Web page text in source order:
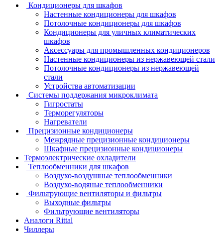
Кондиционеры для шкафов
Настенные кондиционеры для шкафов
Потолочные кондиционеры для шкафов
Кондиционеры для уличных климатических
шкафов
Аксессуары для промышленных кондиционеров
Настенные кондиционеры из нержавеющей стали
Потолочные кондиционеры из нержавеющей
стали
Устройства автоматизации
Системы поддержания микроклимата
Гигростаты
Терморегуляторы
Нагреватели
Прецизионные кондиционеры
Mежрядные прецизионные кондиционеры
Шкафные прецизионные кондиционеры
Термоэлектрические охладители
Теплообменники для шкафов
Воздухо-воздушные теплообменники
Воздухо-водяные теплообменники
Фильтрующие вентиляторы и фильтры
Выходные фильтры
Фильтрующие вентиляторы
Аналоги Rittal
Чиллеры